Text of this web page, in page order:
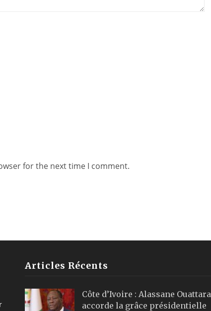
for the next time I comment.
Articles Récents
Côte d’Ivoire : Alassane Ouattara
accorde la grâce présidentielle